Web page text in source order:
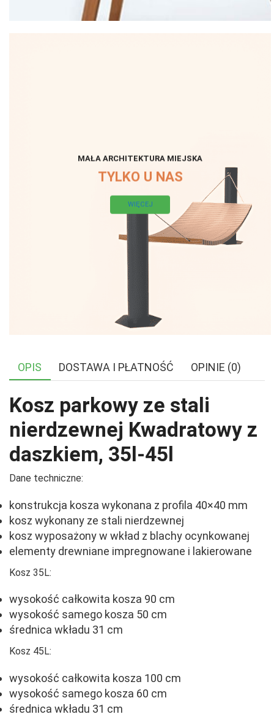
MAŁA ARCHITEKTURA MIEJSKA
TYLKO U NAS
WIĘCEJ
OPIS DOSTAWA I PŁATNOŚĆ OPINIE (0)
Kosz parkowy ze stali
nierdzewnej Kwadratowy z
daszkiem, 35l-45l
Dane techniczne:
konstrukcja kosza wykonana z profila 40×40 mm
kosz wykonany ze stali nierdzewnej
kosz wyposażony w wkład z blachy ocynkowanej
elementy drewniane impregnowane i lakierowane
Kosz 35L:
wysokość całkowita kosza 90 cm
wysokość samego kosza 50 cm
średnica wkładu 31 cm
Kosz 45L:
wysokość całkowita kosza 100 cm
wysokość samego kosza 60 cm
średnica wkładu 31 cm